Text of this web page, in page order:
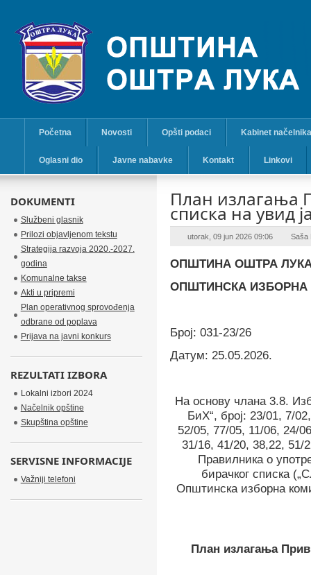
Početna Novosti Opšti podaci Kabinet načelnika
Oglasni dio Javne nabavke Kontakt Linkovi
План излагања
списка на увид
utorak, 09 jun 2026 09:06 Saša
ОПШТИНА ОШТРА
ОПШТИНСКА ИЗБОРНА
Број: 031-23/26
Датум: 25.05.2026.
На основу члана 3.8.
БиХ“, број: 23/01, 7/
52/05, 77/05, 11/06, 24/
31/16, 41/20, 38,22, 51/
Правилника о
бирачког списка
Општинска изборна
План излагања
DOKUMENTI
Službeni glasnik
Prilozi objavljenom tekstu
Strategija razvoja 2020.-2027.
godina
Komunalne takse
Akti u pripremi
Plan operativnog sprovođenja
odbrane od poplava
Prijava na javni konkurs
REZULTATI IZBORA
Lokalni izbori 2024
Načelnik opštine
Skupština opštine
SERVISNE INFORMACIJE
Važniji telefoni